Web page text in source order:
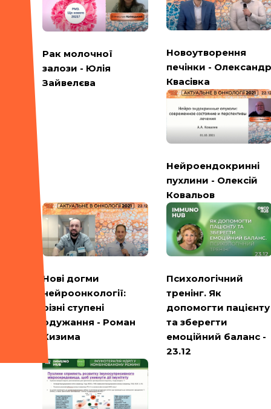
Рак молочної
залози - Юлія
Зайвелєва
Новоутворення
печінки - Олександр
Квасівка
Нейроендокринні
пухлини - Олексій
Ковальов
Нові догми
нейроонкології:
різні ступені
одужання - Роман
Кизима
Психологічний
тренінг. Як
допомогти пацієнту
та зберегти
емоційний баланс -
23.12